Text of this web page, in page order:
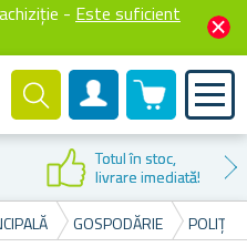
- Este suficient
Cont client
0 produselor
Totul în stoc,
livrare imediată!
GOSPODĂRIE POLIȚE